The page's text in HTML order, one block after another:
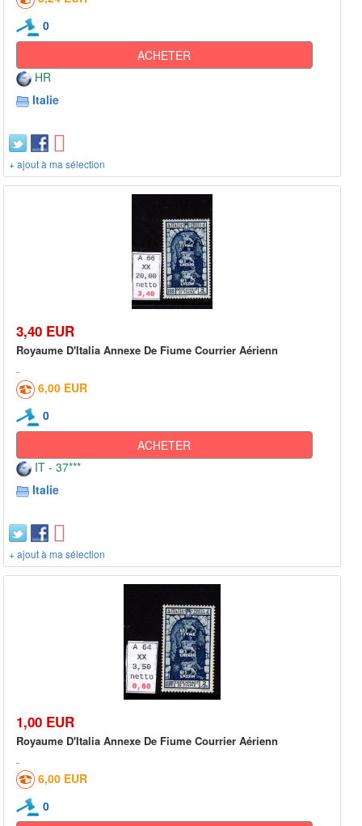
0
ACHETER
HR
Italie
+ ajout à ma sélection
3,40 EUR
Royaume D'Italia Annexe De Fiume Courrier Aérienn
6,00 EUR
0
ACHETER
IT - 37***
Italie
+ ajout à ma sélection
1,00 EUR
Royaume D'Italia Annexe De Fiume Courrier Aérienn
6,00 EUR
0